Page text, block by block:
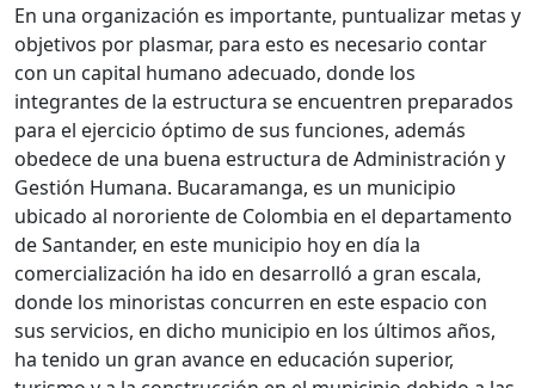
En una organización es importante, puntualizar metas y
objetivos por plasmar, para esto es necesario contar
con un capital humano adecuado, donde los
integrantes de la estructura se encuentren preparados
para el ejercicio óptimo de sus funciones, además
obedece de una buena estructura de Administración y
Gestión Humana. Bucaramanga, es un municipio
ubicado al nororiente de Colombia en el departamento
de Santander, en este municipio hoy en día la
comercialización ha ido en desarrolló a gran escala,
donde los minoristas concurren en este espacio con
sus servicios, en dicho municipio en los últimos años,
ha tenido un gran avance en educación superior,